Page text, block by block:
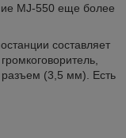
MJ-550 еще более
составляет
разъем (3,5 мм). Есть